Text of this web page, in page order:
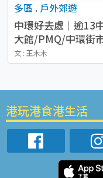
多區 . 戶外郊遊
中環好去處｜逾13
大館/PMQ/中環街
文 : 王木木
港玩港食港生活